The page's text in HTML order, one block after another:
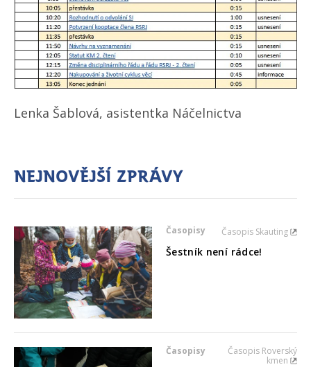
Lenka Šablová, asistentka Náčelnictva
Nejnovější zprávy
Časopisy Časopis Skauting
Šestník není rádce!
Časopisy
Časopis Roverský
kmen